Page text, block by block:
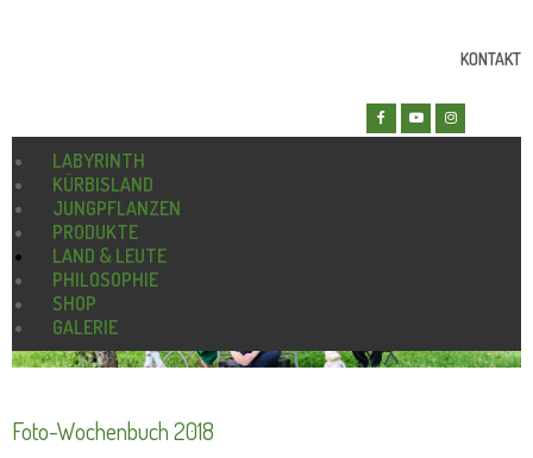
KONTAKT
LABYRINTH
KÜRBISLAND
JUNGPFLANZEN
PRODUKTE
LAND & LEUTE
PHILOSOPHIE
SHOP
GALERIE
Foto-Wochenbuch 2018